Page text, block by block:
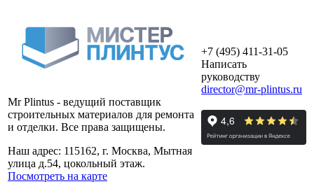
Mr Plintus - ведущий поставщик
строительных материалов для ремонта
и отделки. Все права защищены.
Наш адрес: 115162, г. Москва, Мытная
улица д.54, цокольный этаж.
Посмотреть на карте
+7 (495) 411-31-05
Написать
руководству
director@mr-plintus.ru